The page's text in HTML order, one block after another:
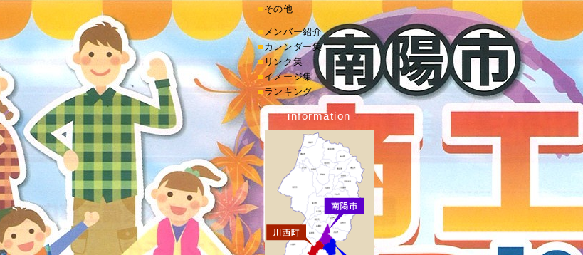
■その他
■ メンバー紹介
■カレンダー集
■リンク集
■ イメージ集
■ランキング
information